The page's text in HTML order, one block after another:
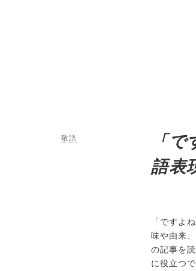
敬語
「
語表
「ですよ
味や由来
の記事を
に役立つで